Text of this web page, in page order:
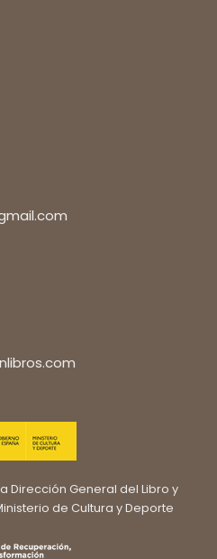
Dirección General del Libro y
de Cultura y Deporte